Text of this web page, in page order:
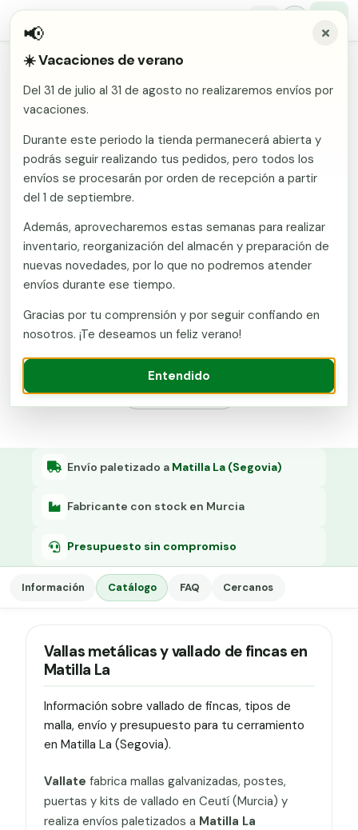
📢
☀️ Vacaciones de verano
Del 31 de julio al 31 de agosto no realizaremos envíos por
vacaciones.
Durante este periodo la tienda permanecerá abierta y
podrás seguir realizando tus pedidos, pero todos los
envíos se procesarán por orden de recepción a partir
del 1 de septiembre.
Además, aprovecharemos estas semanas para realizar
inventario, reorganización del almacén y preparación de
nuevas novedades, por lo que no podremos atender
envíos durante ese tiempo.
Gracias por tu comprensión y por seguir confiando en
nosotros. ¡Te deseamos un feliz verano!
Entendido
Malla ganadera
Malla simple torsión
Malla triple torsión
Panel malla H.
Puerta abatible dos hojas
Puerta acceso peatonal
Poste malla simple torsión
Alambre de espino galvanizado
Alambre liso galvanizado
Malla ocultación 70 g/m² verde
Abrazadera PVC malla H.
Grapadora
Tensor galvanizado
Vallas metálicas y vallado de fincas en Matilla La
Vallas metálicas y vallado de
fincas en Matilla La
Fabricante en Murcia con envío a Matilla La
(Segovia). Vallas metálicas y vallado de fincas:
mallas, postes, puertas y kits. Vallate suministra
mallas, postes, puertas y kits de vallado a toda
España desde fábrica en Murcia. Presupuesto sin
compromiso.
Llamar ahora
Ver catálogo
Presupuesto
Envío paletizado a Matilla La (Segovia)
Fabricante con stock en Murcia
Presupuesto sin compromiso
Información Catálogo FAQ Cercanos
Vallas metálicas y vallado de fincas en
Matilla La
Información sobre vallado de fincas, tipos de
malla, envío y presupuesto para tu cerramiento
en Matilla La (Segovia).
Vallate fabrica mallas galvanizadas, postes,
puertas y kits de vallado en Ceutí (Murcia) y
realiza envíos paletizados a Matilla La